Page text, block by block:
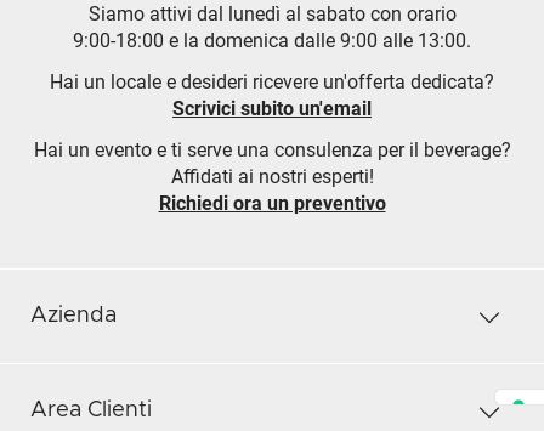
Siamo attivi dal lunedì al sabato con orario
9:00-18:00 e la domenica dalle 9:00 alle 13:00.
Hai un locale e desideri ricevere un'offerta dedicata?
Scrivici subito un'email
Hai un evento e ti serve una consulenza per il beverage?
Affidati ai nostri esperti!
Richiedi ora un preventivo
Azienda
Area Clienti